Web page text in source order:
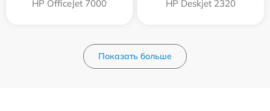
HP OfficeJet 7000 HP Deskjet 2320
Показать больше